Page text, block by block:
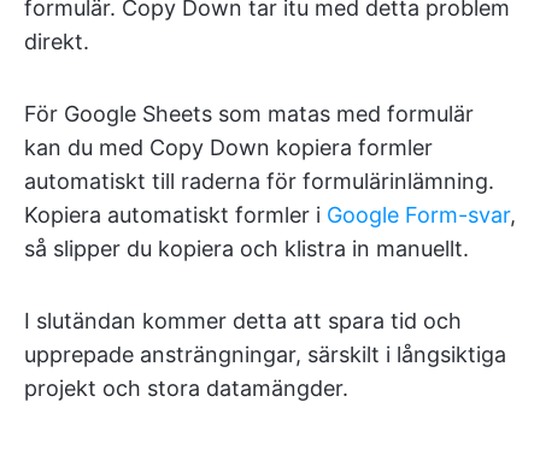
formulär. Copy Down tar itu med detta problem
direkt.
För Google Sheets som matas med formulär
kan du med Copy Down kopiera formler
automatiskt till raderna för formulärinlämning.
Kopiera automatiskt formler i Google Form-svar,
så slipper du kopiera och klistra in manuellt.
I slutändan kommer detta att spara tid och
upprepade ansträngningar, särskilt i långsiktiga
projekt och stora datamängder.